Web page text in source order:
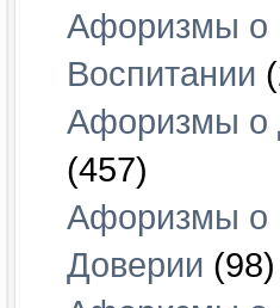
Афоризмы о
Воспитании
Афоризмы о
(457)
Афоризмы о
Доверии (98)